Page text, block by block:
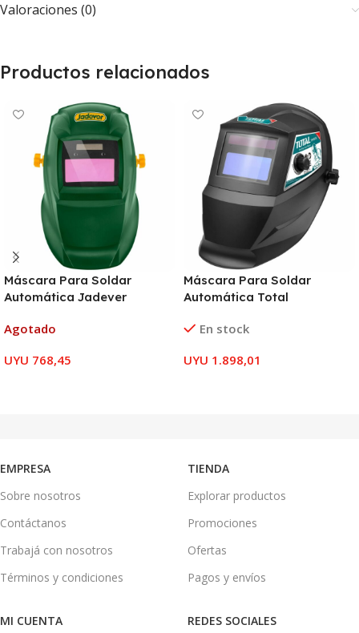
Valoraciones (0)
Productos relacionados
Máscara Para Soldar
Automática Jadever
Agotado
UYU 768,45
Máscara Para Soldar
Automática Total
En stock
UYU 1.898,01
EMPRESA
Sobre nosotros
Contáctanos
Trabajá con nosotros
Términos y condiciones
TIENDA
Explorar productos
Promociones
Ofertas
Pagos y envíos
MI CUENTA REDES SOCIALES